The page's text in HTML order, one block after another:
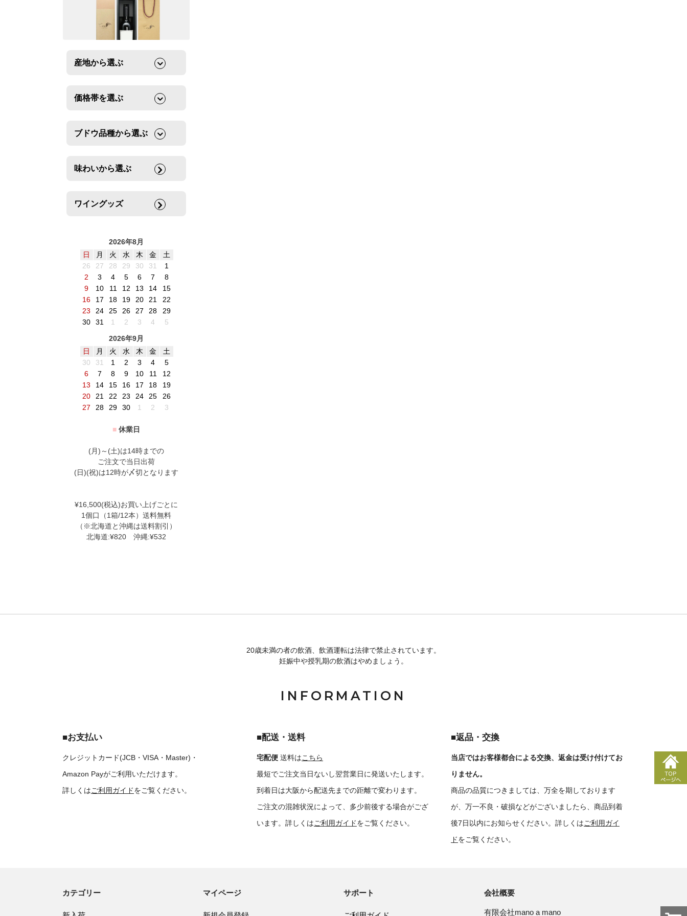
産地から選ぶ
価格帯を選ぶ
ブドウ品種から選ぶ
味わいから選ぶ
ワイングッズ
2026年8月
日
月 火 水 木 金
土
26
27 28 29 30 31
1
2
3 4 5 6 7
8
9
10 11 12 13 14
15
16
17 18 19 20 21
22
23
24 25 26 27 28
29
30
31 1 2 3 4
5
2026年9月
日
月 火 水 木 金
土
30
31 1 2 3 4
5
6
7 8 9 10 11
12
13
14 15 16 17 18
19
20
21 22 23 24 25
26
27
28 29 30 1 2 3
■ 休業日
(月)～(土)は14時までの
ご注文で当日出荷
(日)(祝)は12時が〆切となります
¥16,500(税込)お買い上げごとに
1個口（1箱/12本）送料無料
（※北海道と沖縄は送料割引）
北海道:¥820 沖縄:¥532
20歳未満の者の飲酒、飲酒運転は法律で禁止されています。
妊娠中や授乳期の飲酒はやめましょう。
INFORMATION
■お支払い
クレジットカード(JCB・VISA・Master)・
Amazon Payがご利用いただけます。
詳しくはご利用ガイドをご覧ください。
■配送・送料
宅配便 送料はこちら
最短でご注文当日ないし翌営業日に発送いたします。
到着日は大阪から配送先までの距離で変わります。
ご注文の混雑状況によって、多少前後する場合がござ
います。詳しくはご利用ガイドをご覧ください。
■返品・交換
当店ではお客様都合による交換、返金は受け付けてお
りません。
商品の品質につきましては、万全を期しております
が、万一不良・破損などがございましたら、商品到着
後7日以内にお知らせください。詳しくはご利用ガイ
ドをご覧ください。
カテゴリー マイページ サポート 会社概要
有限会社mano a mano